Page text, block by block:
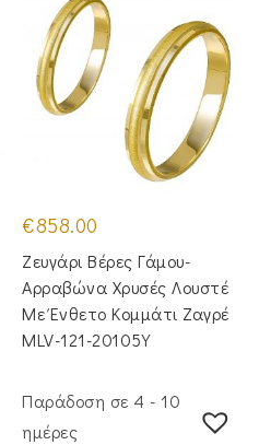
€858.00
Ζευγάρι Βέρες Γάμου-
Αρραβώνα Χρυσές Λουστέ
Με Ένθετο Κομμάτι Ζαγρέ
MLV-121-20105Y
Παράδοση σε 4 - 10
ημέρες